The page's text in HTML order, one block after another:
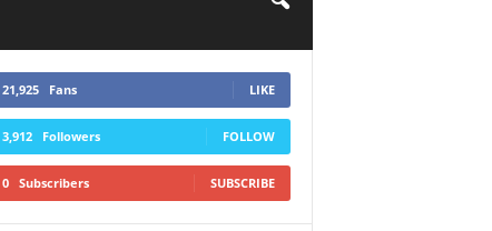
21,925 Fans LIKE
3,912 Followers FOLLOW
0 Subscribers SUBSCRIBE